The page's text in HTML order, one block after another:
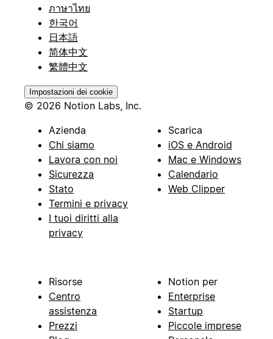
ภาษาไทย
한국어
日本語
简体中文
繁體中文
Impostazioni dei cookie
© 2026 Notion Labs, Inc.
Azienda
Chi siamo
Lavora con noi
Sicurezza
Stato
Termini e privacy
I tuoi diritti alla
privacy
Scarica
iOS e Android
Mac e Windows
Calendario
Web Clipper
Risorse
Centro
assistenza
Prezzi
Notion per
Enterprise
Startup
Piccole imprese